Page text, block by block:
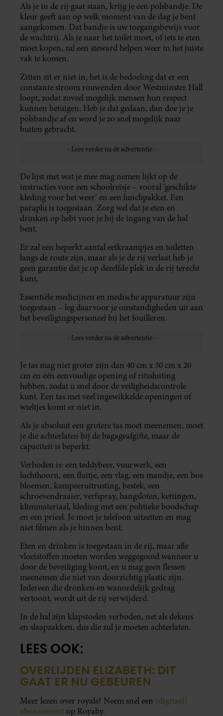
Als je in de rij gaat staan, krijg je een polsbandje. De
kleur geeft aan op welk moment van de dag je bent
aangekomen. Dat bandje is uw toegangsbewijs voor
de wachtrij. Als je naar het toilet moet, of iets te eten
moet kopen, zal een steward helpen weer in het juiste
vak te komen.
Zitten zit er niet in, het is de bedoeling dat er een
constante stroom rouwenden door Westminster Hall
loopt, zodat zoveel mogelijk mensen hun respect
kunnen betuigen. Heb je dat gedaan, dan doe je je
polsbandje af en word je zo snel mogelijk naar
buiten gebracht.
De lijst met wat je mee mag nemen lijkt op de
instructies voor een schoolreisje – vooral ‘geschikte
kleding voor het weer’ en een lunchpakket. Een
paraplu is toegestaan. Zorg wel dat je eten en
drinken op hebt voor je bij de ingang van de hal
bent.
Er zal een beperkt aantal eetkraampjes en toiletten
langs de route zijn, maar als je de rij verlaat heb je
geen garantie dat je op dezelfde plek in de rij terecht
kunt.
Essentiële medicijnen en medische apparatuur zijn
toegestaan – leg daarvoor je omstandigheden uit aan
het beveiligingspersoneel bij het fouilleren.
Je tas mag niet groter zijn dan 40 cm x 30 cm x 20
cm en één eenvoudige opening of ritssluiting
hebben, zodat u snel door de veiligheidscontrole
kunt. Een tas met veel ingewikkelde openingen of
wieltjes komt er niet in.
Als je absoluut een grotere tas moet meenemen, moet
je die achterlaten bij de bagageafgifte, maar de
capaciteit is beperkt.
Verboden is: een teddybeer, vuurwerk, een
luchthoorn, een fluitje, een vlag, een mandje, een bos
bloemen, kampeeruitrusting, bestek, een
schroevendraaier, verfspray, hangsloten, kettingen,
klimmateriaal, kleding met een politieke boodschap
en een prieel. Je moet je telefoon uitzetten en mag
niet filmen als je binnen bent.
Eten en drinken is toegestaan in de rij, maar alle
vloeistoffen moeten worden weggegooid wanneer u
door de beveiliging komt, en u mag geen flessen
meenemen die niet van doorzichtig plastic zijn.
Iedereen die dronken en wanordelijk gedrag
vertoont, wordt uit de rij verwijderd.
In de hal zijn klapstoelen verboden, net als dekens
en slaapzakken, dus die zul je moeten achterlaten.
LEES OOK:
OVERLIJDEN ELIZABETH: DIT
GAAT ER NU GEBEUREN
Meer lezen over royals? Neem snel een (digitaal)
abonnement op Royalty.